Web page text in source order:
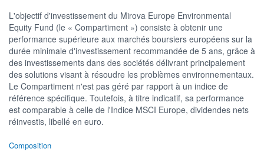
02/12 02/04 04/08
140
CATÉGORIE MORNINGSTAR
Actions Secteur Ecologie
TARIFS PRIVILÉGIÉS
L'objectif d'investissement du Mirova Europe Environmental
Equity Fund (le « Compartiment ») consiste à obtenir une
performance supérieure aux marchés boursiers européens sur la
durée minimale d'investissement recommandée de 5 ans, grâce à
des investissements dans des sociétés délivrant principalement
des solutions visant à résoudre les problèmes environnementaux.
Le Compartiment n'est pas géré par rapport à un indice de
référence spécifique. Toutefois, à titre indicatif, sa performance
est comparable à celle de l'Indice MSCI Europe, dividendes nets
réinvestis, libellé en euro.
Composition